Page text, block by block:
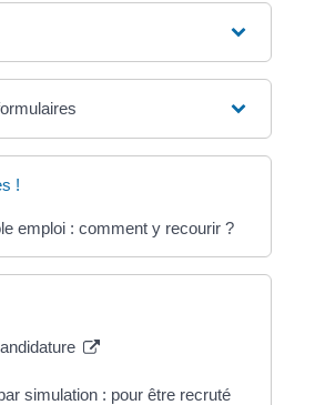
!
emploi : comment y recourir ?
simulation : pour être recruté